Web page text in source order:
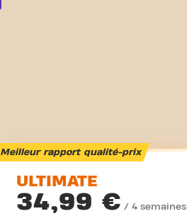
Meilleur rapport qualité-prix
ULTIMATE
34,99 € / 4 semaines